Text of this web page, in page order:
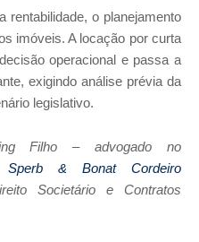
rentabilidade, o planejamento
imóveis. A locação por curta
operacional e passa a
exigindo análise prévia da
legislativo.
Filho – advogado no
Sperb & Bonat Cordeiro
Societário e Contratos